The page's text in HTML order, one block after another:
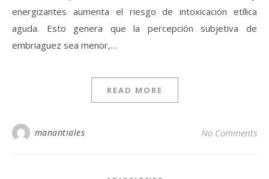
energizantes aumenta el riesgo de intoxicación etílica
aguda. Esto genera que la percepción subjetiva de
embriaguez sea menor,…
READ MORE
manantiales No Comments